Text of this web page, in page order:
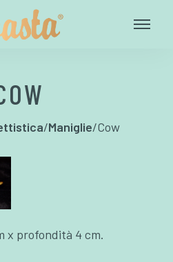
/Maniglie/Cow
x profondità 4 cm.